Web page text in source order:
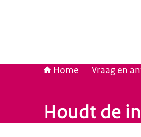
Home Vraag en
Houdt de